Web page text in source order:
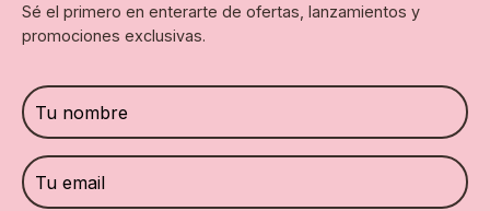
Sé el primero en enterarte de ofertas, lanzamientos y
promociones exclusivas.